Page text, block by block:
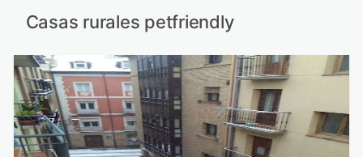
Casas rurales petfriendly